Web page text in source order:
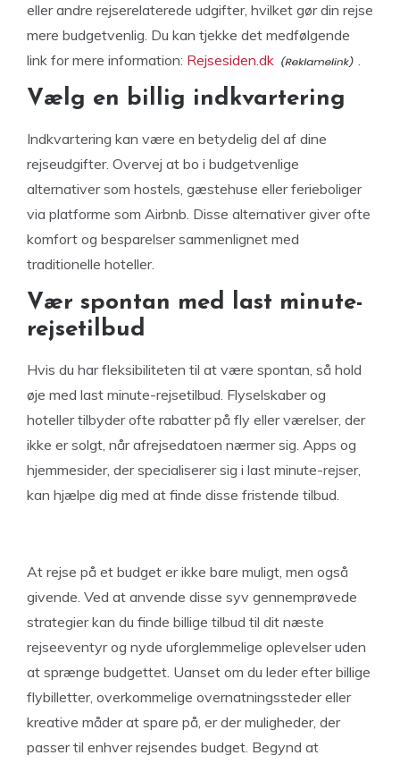
eller andre rejserelaterede udgifter, hvilket gør din rejse
mere budgetvenlig. Du kan tjekke det medfølgende
link for mere information: Rejsesiden.dk .
Vælg en billig indkvartering
Indkvartering kan være en betydelig del af dine
rejseudgifter. Overvej at bo i budgetvenlige
alternativer som hostels, gæstehuse eller ferieboliger
via platforme som Airbnb. Disse alternativer giver ofte
komfort og besparelser sammenlignet med
traditionelle hoteller.
Vær spontan med last minute-
rejsetilbud
Hvis du har fleksibiliteten til at være spontan, så hold
øje med last minute-rejsetilbud. Flyselskaber og
hoteller tilbyder ofte rabatter på fly eller værelser, der
ikke er solgt, når afrejsedatoen nærmer sig. Apps og
hjemmesider, der specialiserer sig i last minute-rejser,
kan hjælpe dig med at finde disse fristende tilbud.
At rejse på et budget er ikke bare muligt, men også
givende. Ved at anvende disse syv gennemprøvede
strategier kan du finde billige tilbud til dit næste
rejseeventyr og nyde uforglemmelige oplevelser uden
at sprænge budgettet. Uanset om du leder efter billige
flybilletter, overkommelige overnatningssteder eller
kreative måder at spare på, er der muligheder, der
passer til enhver rejsendes budget. Begynd at